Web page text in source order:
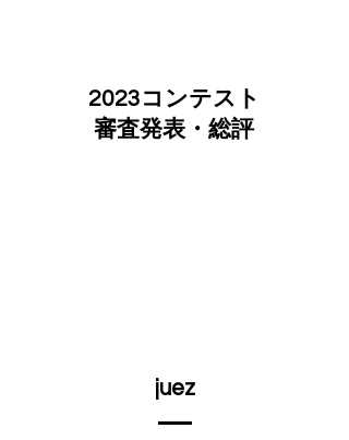
2023コンテスト
審査発表・総評
juez